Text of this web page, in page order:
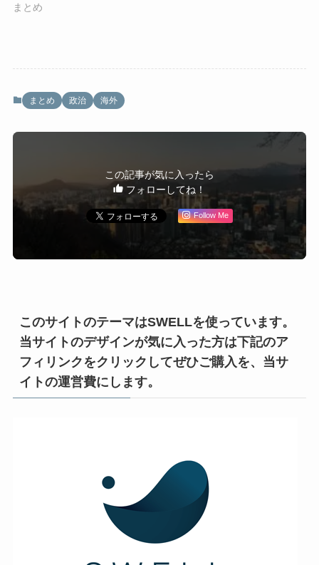
まとめ
まとめ 政治 海外
この記事が気に入ったら
フォローしてね！
Follow Me
このサイトのテーマはSWELLを使っています。
当サイトのデザインが気に入った方は下記のア
フィリンクをクリックしてぜひご購入を、当サ
イトの運営費にします。